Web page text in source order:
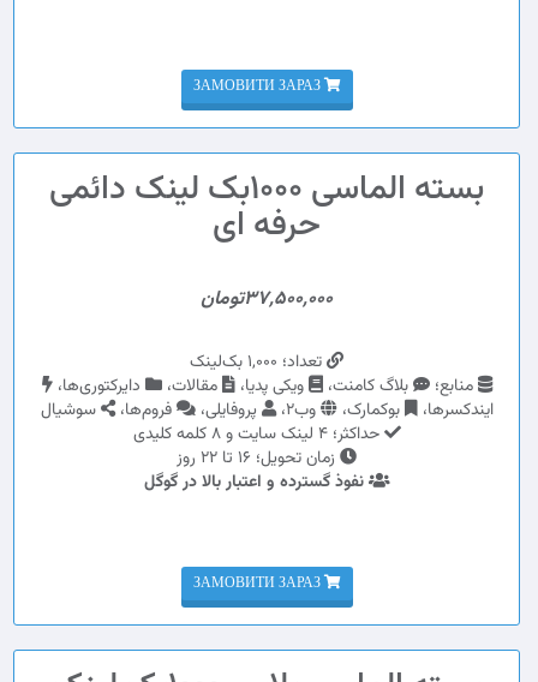
ЗАМОВИТИ ЗАРАЗ
بسته الماسی 1000بک لینک دائمی
حرفه ای
37,500,000تومان
تعداد؛ 1,000 بک‌لینک
منابع؛
بلاگ کامنت، ویکی پدیا، مقالات،
دایرکتوری‌ها،
ایندکسرها،
بوکمارک، وب2، پروفایلی، فروم‌ها،
سوشیال
حداکثر؛ 4 لینک سایت و 8 کلمه کلیدی
زمان تحویل؛ 16 تا 22 روز
نفوذ گسترده و اعتبار بالا در گوگل
ЗАМОВИТИ ЗАРАЗ